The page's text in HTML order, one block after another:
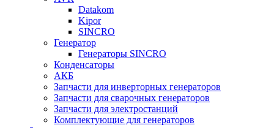
Datakom
Kipor
SINCRO
Генератор
Генераторы SINCRO
Конденсаторы
АКБ
Запчасти для инверторных генераторов
Запчасти для сварочных генераторов
Запчасти для электростанций
Комплектующие для генераторов